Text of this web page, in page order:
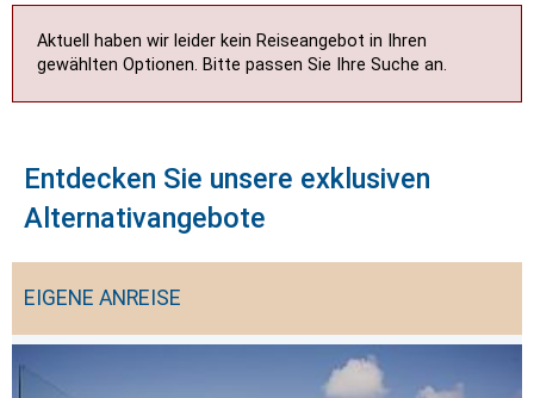
Aktuell haben wir leider kein Reiseangebot in Ihren
gewählten Optionen. Bitte passen Sie Ihre Suche an.
Entdecken Sie unsere exklusiven
Alternativangebote
EIGENE ANREISE